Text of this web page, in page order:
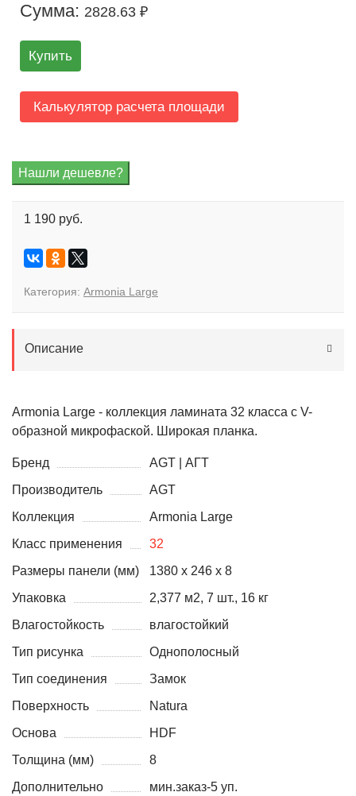
Сумма: 2828.63 ₽
Купить
Калькулятор расчета площади
1 190 руб.
Категория: Armonia Large
Описание
Armonia Large - коллекция ламината 32 класса с V-
образной микрофаской. Широкая планка.
Бренд
AGT | АГТ
Производитель
AGT
Коллекция
Armonia Large
Класс применения
32
Размеры панели (мм)
1380 x 246 x 8
Упаковка
2,377 м2, 7 шт., 16 кг
Влагостойкость
влагостойкий
Тип рисунка
Однополосный
Тип соединения
Замок
Поверхность
Natura
Основа
HDF
Толщина (мм)
8
Дополнительно
мин.заказ-5 уп.